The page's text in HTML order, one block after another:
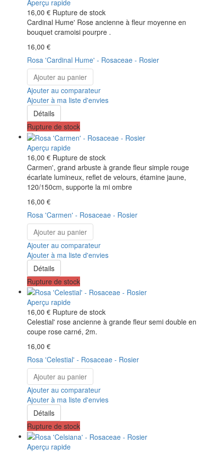
Aperçu rapide
16,00 € Rupture de stock
Cardinal Hume' Rose ancienne à fleur moyenne en
bouquet cramoisi pourpre .
16,00 €
Rosa 'Cardinal Hume' - Rosaceae - Rosier
Ajouter au panier
Ajouter au comparateur
Ajouter à ma liste d'envies
Détails
Rupture de stock
Aperçu rapide
16,00 € Rupture de stock
Carmen', grand arbuste à grande fleur simple rouge
écarlate lumineux, reflet de velours, étamine jaune,
120/150cm, supporte la mi ombre
16,00 €
Rosa 'Carmen' - Rosaceae - Rosier
Ajouter au panier
Ajouter au comparateur
Ajouter à ma liste d'envies
Détails
Rupture de stock
Aperçu rapide
16,00 € Rupture de stock
Celestial' rose ancienne à grande fleur semi double en
coupe rose carné, 2m.
16,00 €
Rosa 'Celestial' - Rosaceae - Rosier
Ajouter au panier
Ajouter au comparateur
Ajouter à ma liste d'envies
Détails
Rupture de stock
Aperçu rapide